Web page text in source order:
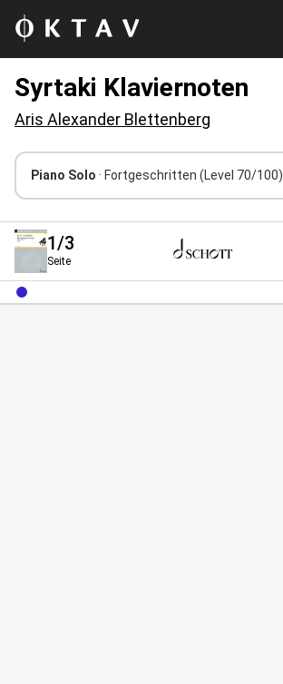
Syrtaki Klaviernoten
Aris Alexander Blettenberg
Piano Solo · Fortgeschritten (Level 70/100)
1/3
Seite